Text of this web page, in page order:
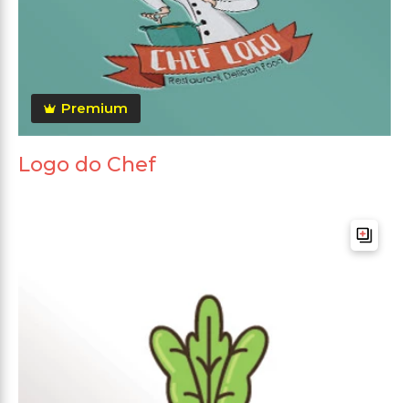
Premium
Logo do Chef